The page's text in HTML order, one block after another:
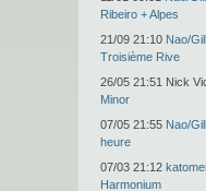
Ribeiro + Alpes
21/09 21:10 Nao/
Troisième Rive
26/05 21:51 Nick
Minor
07/05 21:55 Nao/
heure
07/03 21:12
Harmonium